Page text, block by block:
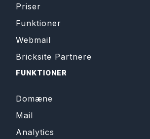
Priser
Funktioner
Webmail
Bricksite Partnere
FUNKTIONER
Domæne
Mail
Analytics